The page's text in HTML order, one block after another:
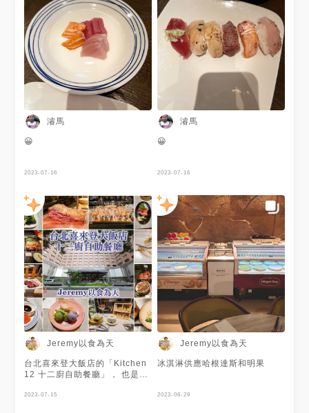
濬馬
😀
2023-07-16
濬馬
😀
2023-07-16
Jeremy以食為天
台北喜來登大飯店的「Kitchen
12 十二廚自助餐廳」， 也是台
之一。 6/29(四)那天下班後約
2023-07-15
Jeremy以食為天
冰淇淋供應哈根達斯和明果
2023-06-29